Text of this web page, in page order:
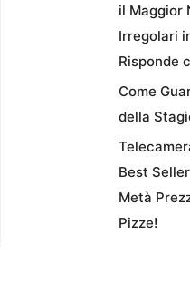
il Maggior
Irregolari
Risponde
Come
della
Best
Metà
Pizze!